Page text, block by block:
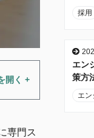
専門ス
採用
エン
策方
エン